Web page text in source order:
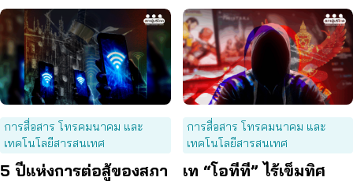
การสื่อสาร โทรคมนาคม และ
เทคโนโลยีสารสนเทศ
5 ปีแห่งการต่อสู้ของสภา
การสื่อสาร โทรคมนาคม และ
เทคโนโลยีสารสนเทศ
เท “โอทีที” ไร้เข็มทิศ